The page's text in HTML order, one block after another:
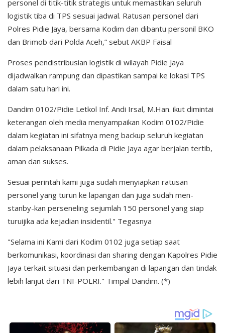
personel di titik-titik strategis untuk memastikan seluruh
logistik tiba di TPS sesuai jadwal. Ratusan personel dari
Polres Pidie Jaya, bersama Kodim dan dibantu personil BKO
dan Brimob dari Polda Aceh,” sebut AKBP Faisal
Proses pendistribusian logistik di wilayah Pidie Jaya
dijadwalkan rampung dan dipastikan sampai ke lokasi TPS
dalam satu hari ini.
Dandim 0102/Pidie Letkol Inf. Andi Irsal, M.Han. ikut dimintai
keterangan oleh media menyampaikan Kodim 0102/Pidie
dalam kegiatan ini sifatnya meng backup seluruh kegiatan
dalam pelaksanaan Pilkada di Pidie Jaya agar berjalan tertib,
aman dan sukses.
Sesuai perintah kami juga sudah menyiapkan ratusan
personel yang turun ke lapangan dan juga sudah men-
stanby-kan perseneling sejumlah 150 personel yang siap
turuijika ada kejadian insidentil." Tegasnya
"Selama ini Kami dari Kodim 0102 juga setiap saat
berkomunikasi, koordinasi dan sharing dengan Kapolres Pidie
Jaya terkait situasi dan perkembangan di lapangan dan tindak
lebih lanjut dari TNI-POLRI." Timpal Dandim. (*)